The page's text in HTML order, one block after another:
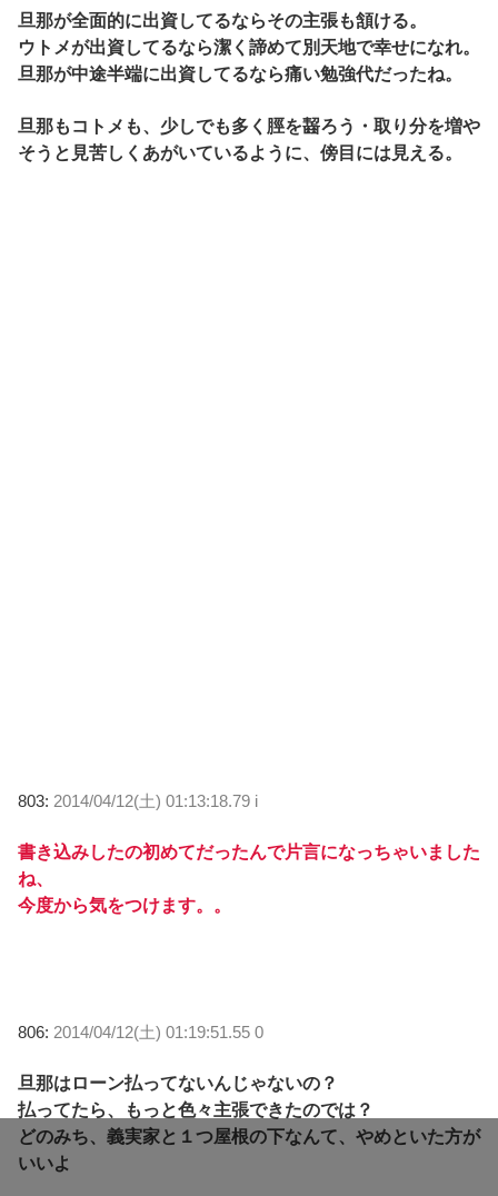
旦那が全面的に出資してるならその主張も頷ける。
ウトメが出資してるなら潔く諦めて別天地で幸せになれ。
旦那が中途半端に出資してるなら痛い勉強代だったね。
旦那もコトメも、少しでも多く脛を齧ろう・取り分を増や
そうと見苦しくあがいているように、傍目には見える。
803: 2014/04/12(土) 01:13:18.79 i
書き込みしたの初めてだったんで片言になっちゃいました
ね、
今度から気をつけます。。
806: 2014/04/12(土) 01:19:51.55 0
旦那はローン払ってないんじゃないの？
払ってたら、もっと色々主張できたのでは？
どのみち、義実家と１つ屋根の下なんて、やめといた方が
いいよ